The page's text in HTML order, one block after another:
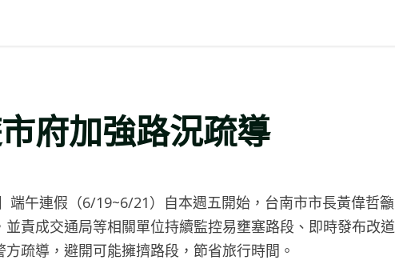
府加強路況疏導
端午連假（6/19~6/21）自本週五開始，台南市市長黃偉哲籲
責成交通局等相關單位持續監控易壅塞路段、即時發布改道
疏導，避開可能擁擠路段，節省旅行時間。